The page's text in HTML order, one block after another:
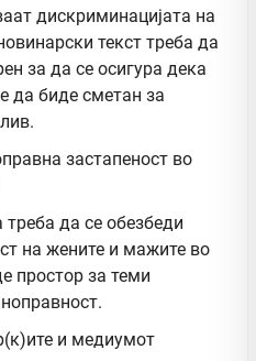
дискриминацијата на
текст треба да
за да се осигура дека
да биде сметан за
застапеност во
да се обезбеди
на жените и мажите во
простор за теми
и медиумот